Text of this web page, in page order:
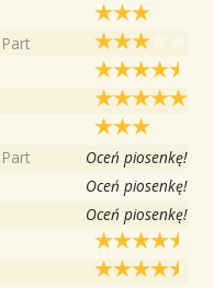
Part
Part Oceń piosenkę!
Oceń piosenkę!
Oceń piosenkę!